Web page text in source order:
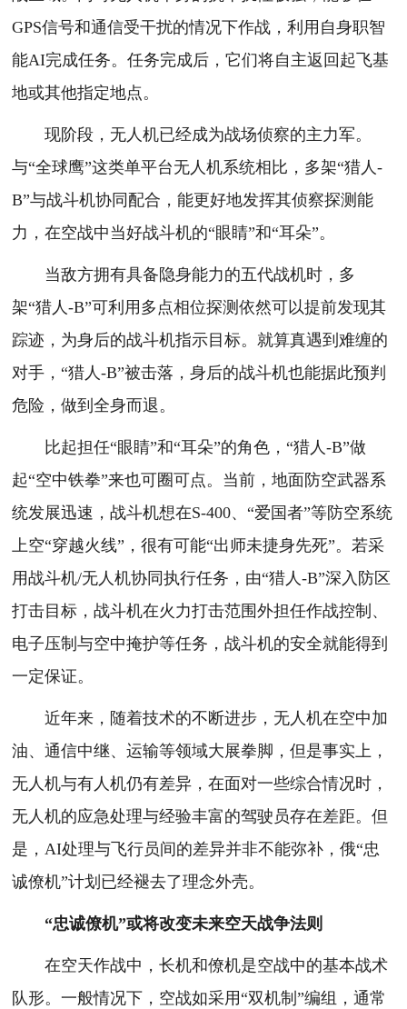
GPS信号和通信受干扰的情况下作战，利用自身职智
能AI完成任务。任务完成后，它们将自主返回起飞基
地或其他指定地点。
现阶段，无人机已经成为战场侦察的主力军。
与“全球鹰”这类单平台无人机系统相比，多架“猎人-
B”与战斗机协同配合，能更好地发挥其侦察探测能
力，在空战中当好战斗机的“眼睛”和“耳朵”。
当敌方拥有具备隐身能力的五代战机时，多
架“猎人-B”可利用多点相位探测依然可以提前发现其
踪迹，为身后的战斗机指示目标。就算真遇到难缠的
对手，“猎人-B”被击落，身后的战斗机也能据此预判
危险，做到全身而退。
比起担任“眼睛”和“耳朵”的角色，“猎人-B”做
起“空中铁拳”来也可圈可点。当前，地面防空武器系
统发展迅速，战斗机想在S-400、“爱国者”等防空系统
上空“穿越火线”，很有可能“出师未捷身先死”。若采
用战斗机/无人机协同执行任务，由“猎人-B”深入防区
打击目标，战斗机在火力打击范围外担任作战控制、
电子压制与空中掩护等任务，战斗机的安全就能得到
一定保证。
近年来，随着技术的不断进步，无人机在空中加
油、通信中继、运输等领域大展拳脚，但是事实上，
无人机与有人机仍有差异，在面对一些综合情况时，
无人机的应急处理与经验丰富的驾驶员存在差距。但
是，AI处理与飞行员间的差异并非不能弥补，俄“忠
诚僚机”计划已经褪去了理念外壳。
“忠诚僚机”或将改变未来空天战争法则
在空天作战中，长机和僚机是空战中的基本战术
队形。一般情况下，空战如采用“双机制”编组，通常